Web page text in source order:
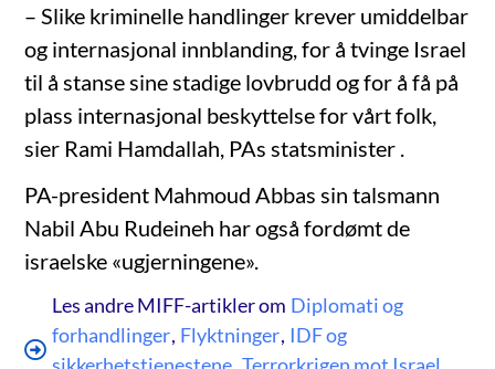
– Slike kriminelle handlinger krever umiddelbar
og internasjonal innblanding, for å tvinge Israel
til å stanse sine stadige lovbrudd og for å få på
plass internasjonal beskyttelse for vårt folk,
sier Rami Hamdallah, PAs statsminister .
PA-president Mahmoud Abbas sin talsmann
Nabil Abu Rudeineh har også fordømt de
israelske «ugjerningene».
Les andre MIFF-artikler om Diplomati og
forhandlinger, Flyktninger, IDF og
sikkerhetstjenestene Terrorkrigen mot Israel